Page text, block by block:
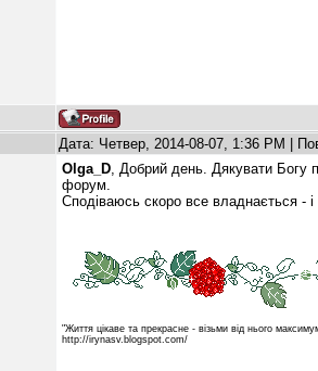
Дата: Четвер, 2014-08-07, 1:36 PM |
Olga_D , Добрий день. Дякувати Богу
форум.
Сподіваюсь скоро все владнається - і
"Життя цікаве та прекрасне - візьми від нього
http://irynasv.blogspot.com/